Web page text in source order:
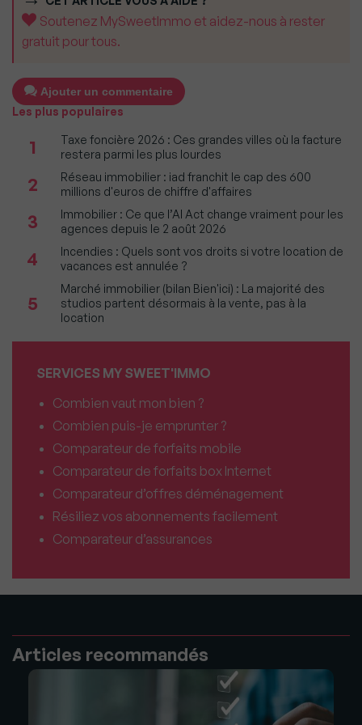
Soutenez MySweetImmo et aidez-nous à rester
gratuit pour tous.
Ajouter un commentaire
Les plus populaires
1
Taxe foncière 2026 : Ces grandes villes où la facture
restera parmi les plus lourdes
2
Réseau immobilier : iad franchit le cap des 600
millions d'euros de chiffre d'affaires
3
Immobilier : Ce que l’AI Act change vraiment pour les
agences depuis le 2 août 2026
4
Incendies : Quels sont vos droits si votre location de
vacances est annulée ?
5
Marché immobilier (bilan Bien'ici) : La majorité des
studios partent désormais à la vente, pas à la
location
SERVICES MY SWEET'IMMO
Combien vaut mon bien ?
Combien puis-je emprunter ?
Comparateur de forfaits mobile
Comparateur de forfaits box Internet
Comparateur d’offres déménagement
Résiliez vos abonnements facilement
Comparateur d’assurances
Articles recommandés